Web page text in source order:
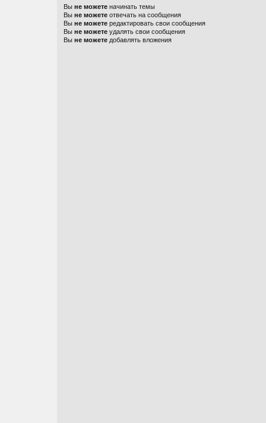
Вы не можете начинать темы
Вы не можете отвечать на сообщения
Вы не можете редактировать свои сообщения
Вы не можете удалять свои сообщения
Вы не можете добавлять вложения